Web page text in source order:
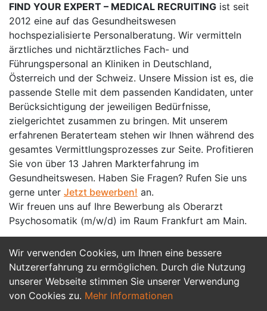
Wir verwenden Cookies, um Ihnen eine bessere
Nutzererfahrung zu ermöglichen. Durch die Nutzung
unserer Webseite stimmen Sie unserer Verwendung
von Cookies zu. Mehr Informationen
FIND YOUR EXPERT – MEDICAL RECRUITING ist seit
2012 eine auf das Gesundheitswesen
hochspezialisierte Personalberatung. Wir vermitteln
ärztliches und nichtärztliches Fach- und
Führungspersonal an Kliniken in Deutschland,
Österreich und der Schweiz. Unsere Mission ist es, die
passende Stelle mit dem passenden Kandidaten, unter
Berücksichtigung der jeweiligen Bedürfnisse,
zielgerichtet zusammen zu bringen. Mit unserem
erfahrenen Beraterteam stehen wir Ihnen während des
gesamtes Vermittlungsprozesses zur Seite. Profitieren
Sie von über 13 Jahren Markterfahrung im
Gesundheitswesen. Haben Sie Fragen? Rufen Sie uns
gerne unter Jetzt bewerben! an.
Wir freuen uns auf Ihre Bewerbung als Oberarzt
Psychosomatik (m/w/d) im Raum Frankfurt am Main.
Jetzt Bewerben